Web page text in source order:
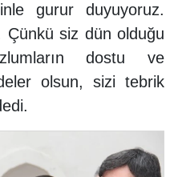
gurur duyuyoruz.
Çünkü siz dün olduğu
dostu ve
olsun, sizi tebrik